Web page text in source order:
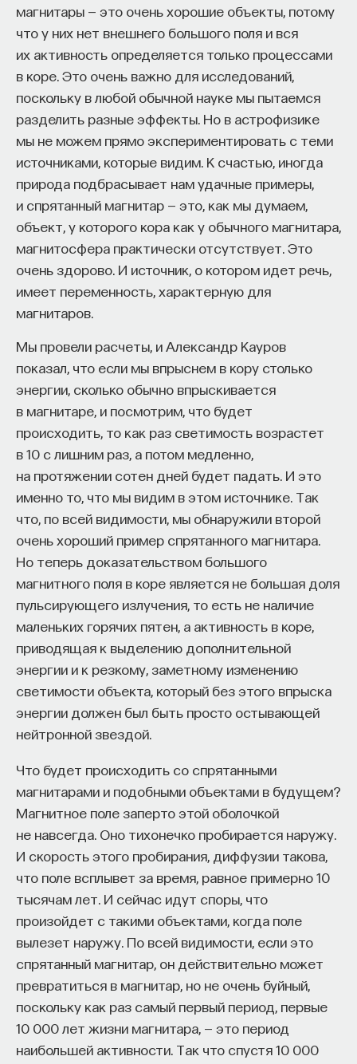
магнитары — это очень хорошие объекты, потому
что у них нет внешнего большого поля и вся
их активность определяется только процессами
в коре. Это очень важно для исследований,
поскольку в любой обычной науке мы пытаемся
разделить разные эффекты. Но в астрофизике
мы не можем прямо экспериментировать с теми
источниками, которые видим. К счастью, иногда
природа подбрасывает нам удачные примеры,
и спрятанный магнитар — это, как мы думаем,
объект, у которого кора как у обычного магнитара,
магнитосфера практически отсутствует. Это
очень здорово. И источник, о котором идет речь,
имеет переменность, характерную для
магнитаров.
Мы провели расчеты, и Александр Кауров
показал, что если мы впрыснем в кору столько
энергии, сколько обычно впрыскивается
в магнитаре, и посмотрим, что будет
происходить, то как раз светимость возрастет
в 10 с лишним раз, а потом медленно,
на протяжении сотен дней будет падать. И это
именно то, что мы видим в этом источнике. Так
что, по всей видимости, мы обнаружили второй
очень хороший пример спрятанного магнитара.
Но теперь доказательством большого
магнитного поля в коре является не большая доля
пульсирующего излучения, то есть не наличие
маленьких горячих пятен, а активность в коре,
приводящая к выделению дополнительной
энергии и к резкому, заметному изменению
светимости объекта, который без этого впрыска
энергии должен был быть просто остывающей
нейтронной звездой.
Что будет происходить со спрятанными
магнитарами и подобными объектами в будущем?
Магнитное поле заперто этой оболочкой
не навсегда. Оно тихонечко пробирается наружу.
И скорость этого пробирания, диффузии такова,
что поле всплывет за время, равное примерно 10
тысячам лет. И сейчас идут споры, что
произойдет с такими объектами, когда поле
вылезет наружу. По всей видимости, если это
спрятанный магнитар, он действительно может
превратиться в магнитар, но не очень буйный,
поскольку как раз самый первый период, первые
10 000 лет жизни магнитара, — это период
наибольшей активности. Так что спустя 10 000
хроматизмом — то, что нужно для спектроскопии.
То есть для спектроскопии можно таким образом
записывать фокусирующие дифракционные
решетки.
Это широко используется сейчас в линиях связи,
потому что плотность линий связи возросла, уже
без так называемого уплотнения по длине волны
пропускная способность канала недостаточна.
Уплотнение по длине волны — это значит, что
нужно мультиплицировать
и демультиплицировать такие сигналы, то есть
разделять по длинам волн. То, что делает
спектроскопия, но она делает это для
неизвестных объектов. А когда у вас известный
объект — волоконная линия связи, — разделение
каналов по длине волны производится при
помощи решеток.
Следующая область применения голографии —
это, конечно, дисплеи, защита информации. Все
хорошо знают и акцизные марки, есть защита
каких-то ценных предметов или защита
банковской тайны — везде ставятся
голографические марки, потому что их трудно
подделать. Конечно, индустрия подделки
развивается тоже, поэтому стараются применять
все более сложные методы записи голограмм:
кодированная запись, специальные
регистрирующие среды, которые так просто
в магазине не купишь. И все время идет вечное
соревнование между теми, кто хочет защитить
информацию, и теми, кто хочет вскрыть ее.
Если суммировать все области применения
голограмм, то на самом деле, куда ни обратись
Недавно я подумал, что вмикроэлектронике
вроде бы все обходятся без голограмм. Ничего
подобного. Оказывается, самые точные датчики
перемещения на данный момент (а вы знаете, что
любая микроэлектронная технология — это
точное перемещение объектов, микросхем при
производстве, точное совмещение; везде
используются датчики перемещения) — это
решетчатые датчики, а для записи решетки
используется лазер, то есть те же методы
голограммы. Буквально во всех областях
человеческого знания голография уже проявила
себя.